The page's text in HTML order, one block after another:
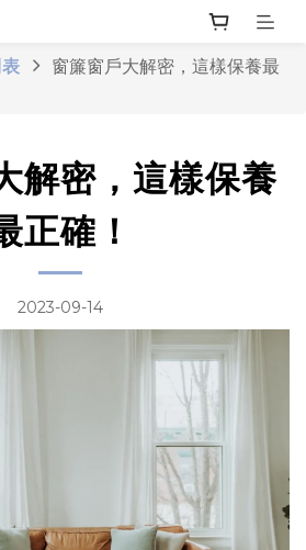
窗簾窗戶大解密，這樣保養最
解密，這樣保養
正確！
2023-09-14